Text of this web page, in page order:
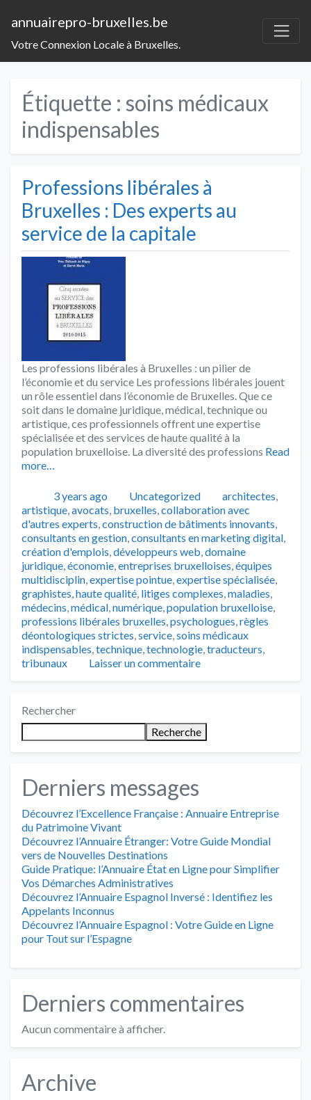
annuairepro-bruxelles.be
Votre Connexion Locale à Bruxelles.
Étiquette : soins médicaux
indispensables
Professions libérales à
Bruxelles : Des experts au
service de la capitale
Les professions libérales à Bruxelles : un pilier de
l’économie et du service Les professions libérales jouent
un rôle essentiel dans l’économie de Bruxelles. Que ce
soit dans le domaine juridique, médical, technique ou
artistique, ces professionnels offrent une expertise
spécialisée et des services de haute qualité à la
population bruxelloise. La diversité des professions Read
more…
Publié3 years ago Catégories
Uncategorized Tags
architectes,
artistique,avocats, bruxelles,collaboration avec
d'autres experts,construction de bâtiments innovants,
consultants en gestion,consultants en marketing digital,
création d'emplois,développeurs web,domaine
juridique,économie,entreprises bruxelloises,équipes
multidisciplin,expertise pointue,expertise spécialisée,
graphistes,haute qualité, litiges complexes,maladies,
médecins,médical,numérique,population bruxelloise,
professions libérales bruxelles,psychologues,règles
déontologiques strictes,service,soins médicaux
indispensables,technique,technologie,traducteurs,
tribunaux
Laisser un commentaire
Rechercher
Recherche
Derniers messages
Découvrez l’Excellence Française : Annuaire Entreprise
du Patrimoine Vivant
Découvrez l’Annuaire Étranger: Votre Guide Mondial
vers de Nouvelles Destinations
Guide Pratique: l’Annuaire État en Ligne pour Simplifier
Vos Démarches Administratives
Découvrez l’Annuaire Espagnol Inversé : Identifiez les
Appelants Inconnus
Découvrez l’Annuaire Espagnol : Votre Guide en Ligne
pour Tout sur l’Espagne
Derniers commentaires
Aucun commentaire à afficher.
Archive